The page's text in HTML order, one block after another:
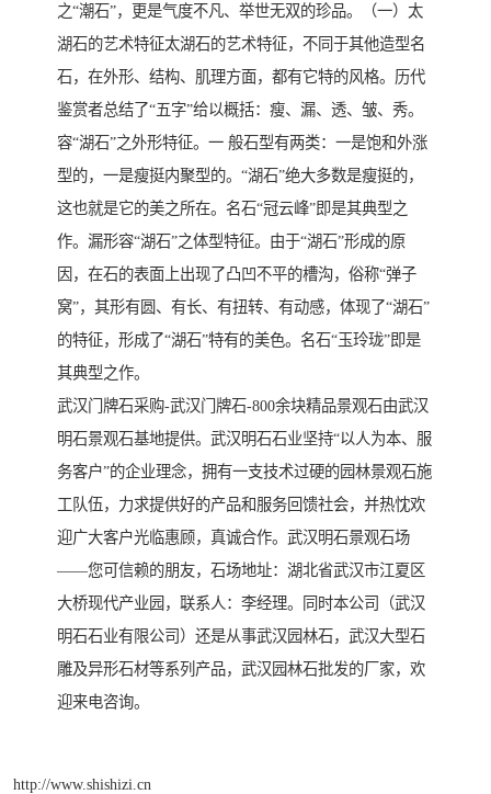
之“潮石”，更是气度不凡、举世无双的珍品。（一）太
湖石的艺术特征太湖石的艺术特征，不同于其他造型名
石，在外形、结构、肌理方面，都有它特的风格。历代
鉴赏者总结了“五字”给以概括：瘦、漏、透、皱、秀。
容“湖石”之外形特征。一 般石型有两类：一是饱和外涨
型的，一是瘦挺内聚型的。“湖石”绝大多数是瘦挺的，
这也就是它的美之所在。名石“冠云峰”即是其典型之
作。漏形容“湖石”之体型特征。由于“湖石”形成的原
因，在石的表面上出现了凸凹不平的槽沟，俗称“弹子
窝”，其形有圆、有长、有扭转、有动感，体现了“湖石”
的特征，形成了“湖石”特有的美色。名石“玉玲珑”即是
其典型之作。
武汉门牌石采购-武汉门牌石-800余块精品景观石由武汉
明石景观石基地提供。武汉明石石业坚持“以人为本、服
务客户”的企业理念，拥有一支技术过硬的园林景观石施
工队伍，力求提供好的产品和服务回馈社会，并热忱欢
迎广大客户光临惠顾，真诚合作。武汉明石景观石场
——您可信赖的朋友，石场地址：湖北省武汉市江夏区
大桥现代产业园，联系人：李经理。同时本公司（武汉
明石石业有限公司）还是从事武汉园林石，武汉大型石
雕及异形石材等系列产品，武汉园林石批发的厂家，欢
迎来电咨询。
http://www.shishizi.cn